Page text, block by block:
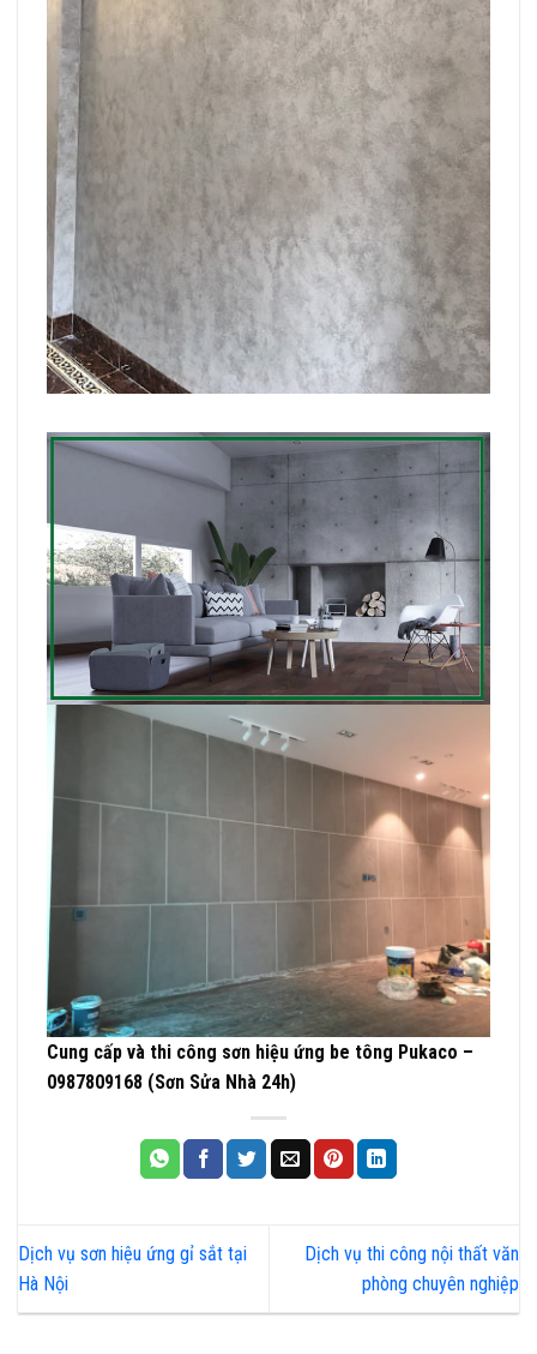
Cung cấp và thi công sơn hiệu ứng be tông Pukaco –
0987809168 (Sơn Sửa Nhà 24h)
Dịch vụ sơn hiệu ứng gỉ sắt tại
Hà Nội
Dịch vụ thi công nội thất văn
phòng chuyên nghiệp